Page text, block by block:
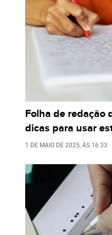
Folha de redação
dicas para usar
1 DE MAIO DE 2025, ÀS 16:33